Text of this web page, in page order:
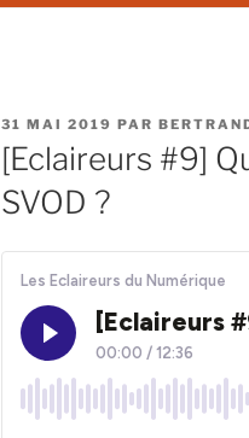
PUBLIÉ
LE
31 MAI 2019 PAR
[Eclaireurs #9]
SVOD ?